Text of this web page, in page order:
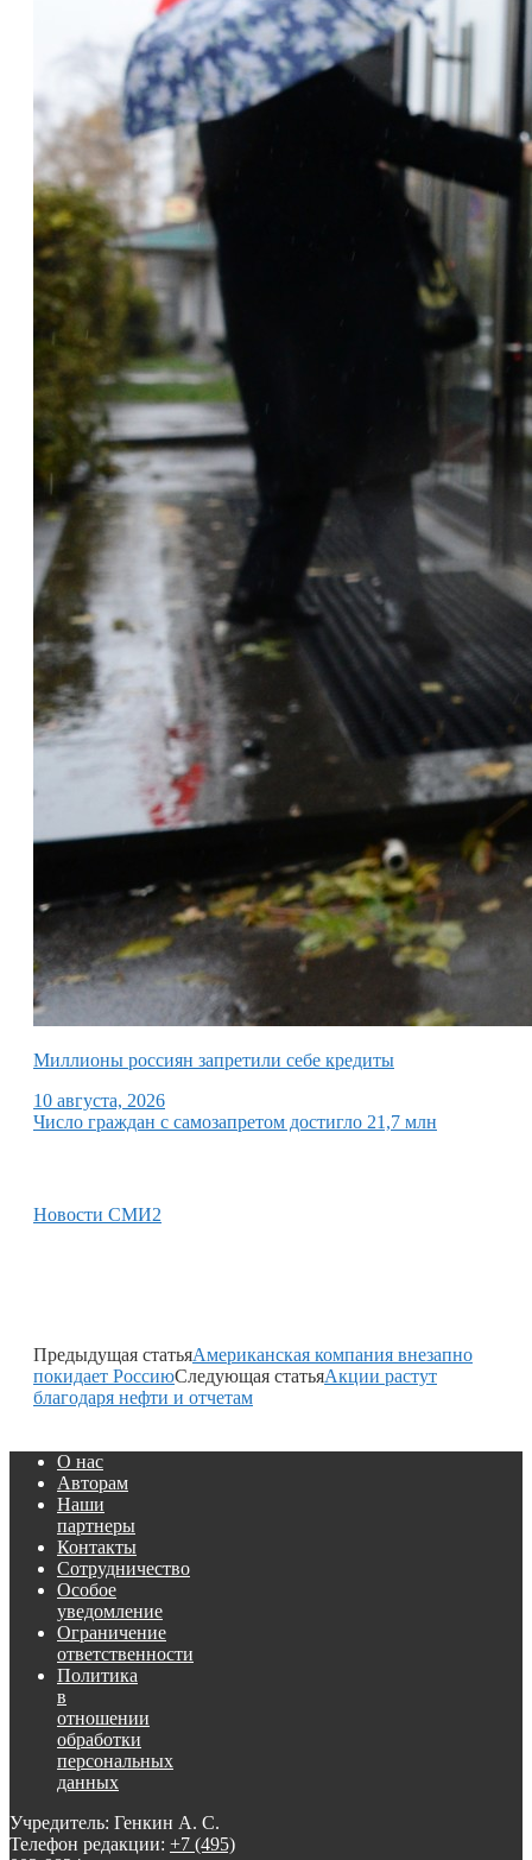
Миллионы россиян запретили себе кредиты
10 августа, 2026
Число граждан с самозапретом достигло 21,7 млн
Новости СМИ2
Предыдущая статьяАмериканская компания внезапно
покидает РоссиюСледующая статьяАкции растут
благодаря нефти и отчетам
О нас
Авторам
Наши
партнеры
Контакты
Сотрудничество
Особое
уведомление
Ограничение
ответственности
Политика
в
отношении
обработки
персональных
данных
Учредитель: Генкин А. С.
Телефон редакции: +7 (495)